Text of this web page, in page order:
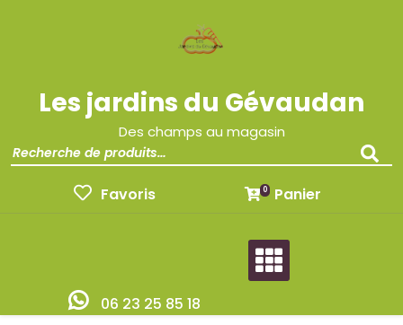
Les jardins du Gévaudan
Des champs au magasin
Favoris 0 Panier
06 23 25 85 18